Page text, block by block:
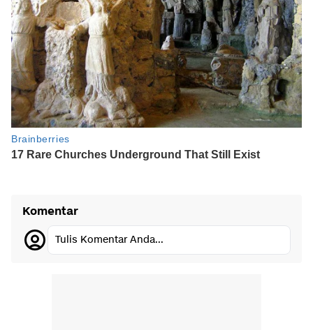
Komentar
Tulis Komentar Anda...